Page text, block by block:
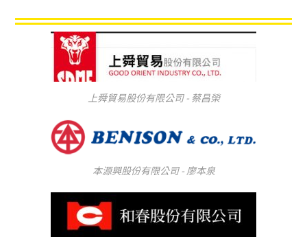
上舜貿易股份有限公司 - 蔡昌榮
本源興股份有限公司 - 廖本泉